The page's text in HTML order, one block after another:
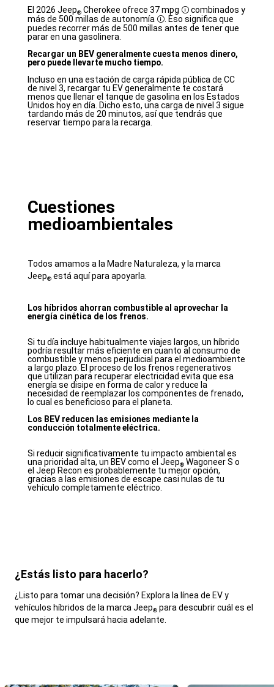
El 2026 Jeep® Cherokee ofrece 37mpg Disclosure
combinados y
más de 500 millas deautonomía Disclosure
. Eso significa que
puedes recorrer más de 500 millas antes de tener que
parar en una gasolinera.
Recargar un BEV generalmente cuesta menos dinero,
pero puede llevarte mucho tiempo.
Incluso en una estación de carga rápida pública de CC
de nivel 3, recargar tu EV generalmente te costará
menos que llenar el tanque de gasolina en los Estados
Unidos hoy en día. Dicho esto, una carga de nivel 3 sigue
tardando más de 20 minutos, así que tendrás que
reservar tiempo para la recarga.
Cuestiones
medioambientales
Todos amamos a la Madre Naturaleza, y la marca
Jeep® está aquí para apoyarla.
Los híbridos ahorran combustible al aprovechar la
energía cinética de los frenos.
Si tu día incluye habitualmente viajes largos, un híbrido
podría resultar más eficiente en cuanto al consumo de
combustible y menos perjudicial para el medioambiente
a largo plazo. El proceso de los frenos regenerativos
que utilizan para recuperar electricidad evita que esa
energía se disipe en forma de calor y reduce la
necesidad de reemplazar los componentes de frenado,
lo cual es beneficioso para el planeta.
Los BEV reducen las emisiones mediante la
conducción totalmente eléctrica.
Si reducir significativamente tu impacto ambiental es
una prioridad alta, un BEV como el Jeep® Wagoneer S o
el Jeep Recon es probablemente tu mejor opción,
gracias a las emisiones de escape casi nulas de tu
vehículo completamente eléctrico.
¿Estás listo para hacerlo?
¿Listo para tomar una decisión? Explora la línea de EV y
vehículos híbridos de la marca Jeep® para descubrir cuál es el
que mejor te impulsará hacia adelante.